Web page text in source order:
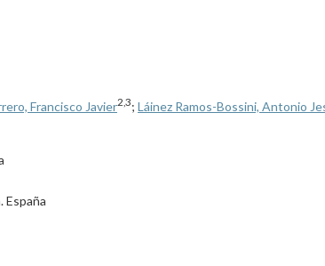
Francisco Javier2,3; Láinez Ramos-Bossini, Antonio
España